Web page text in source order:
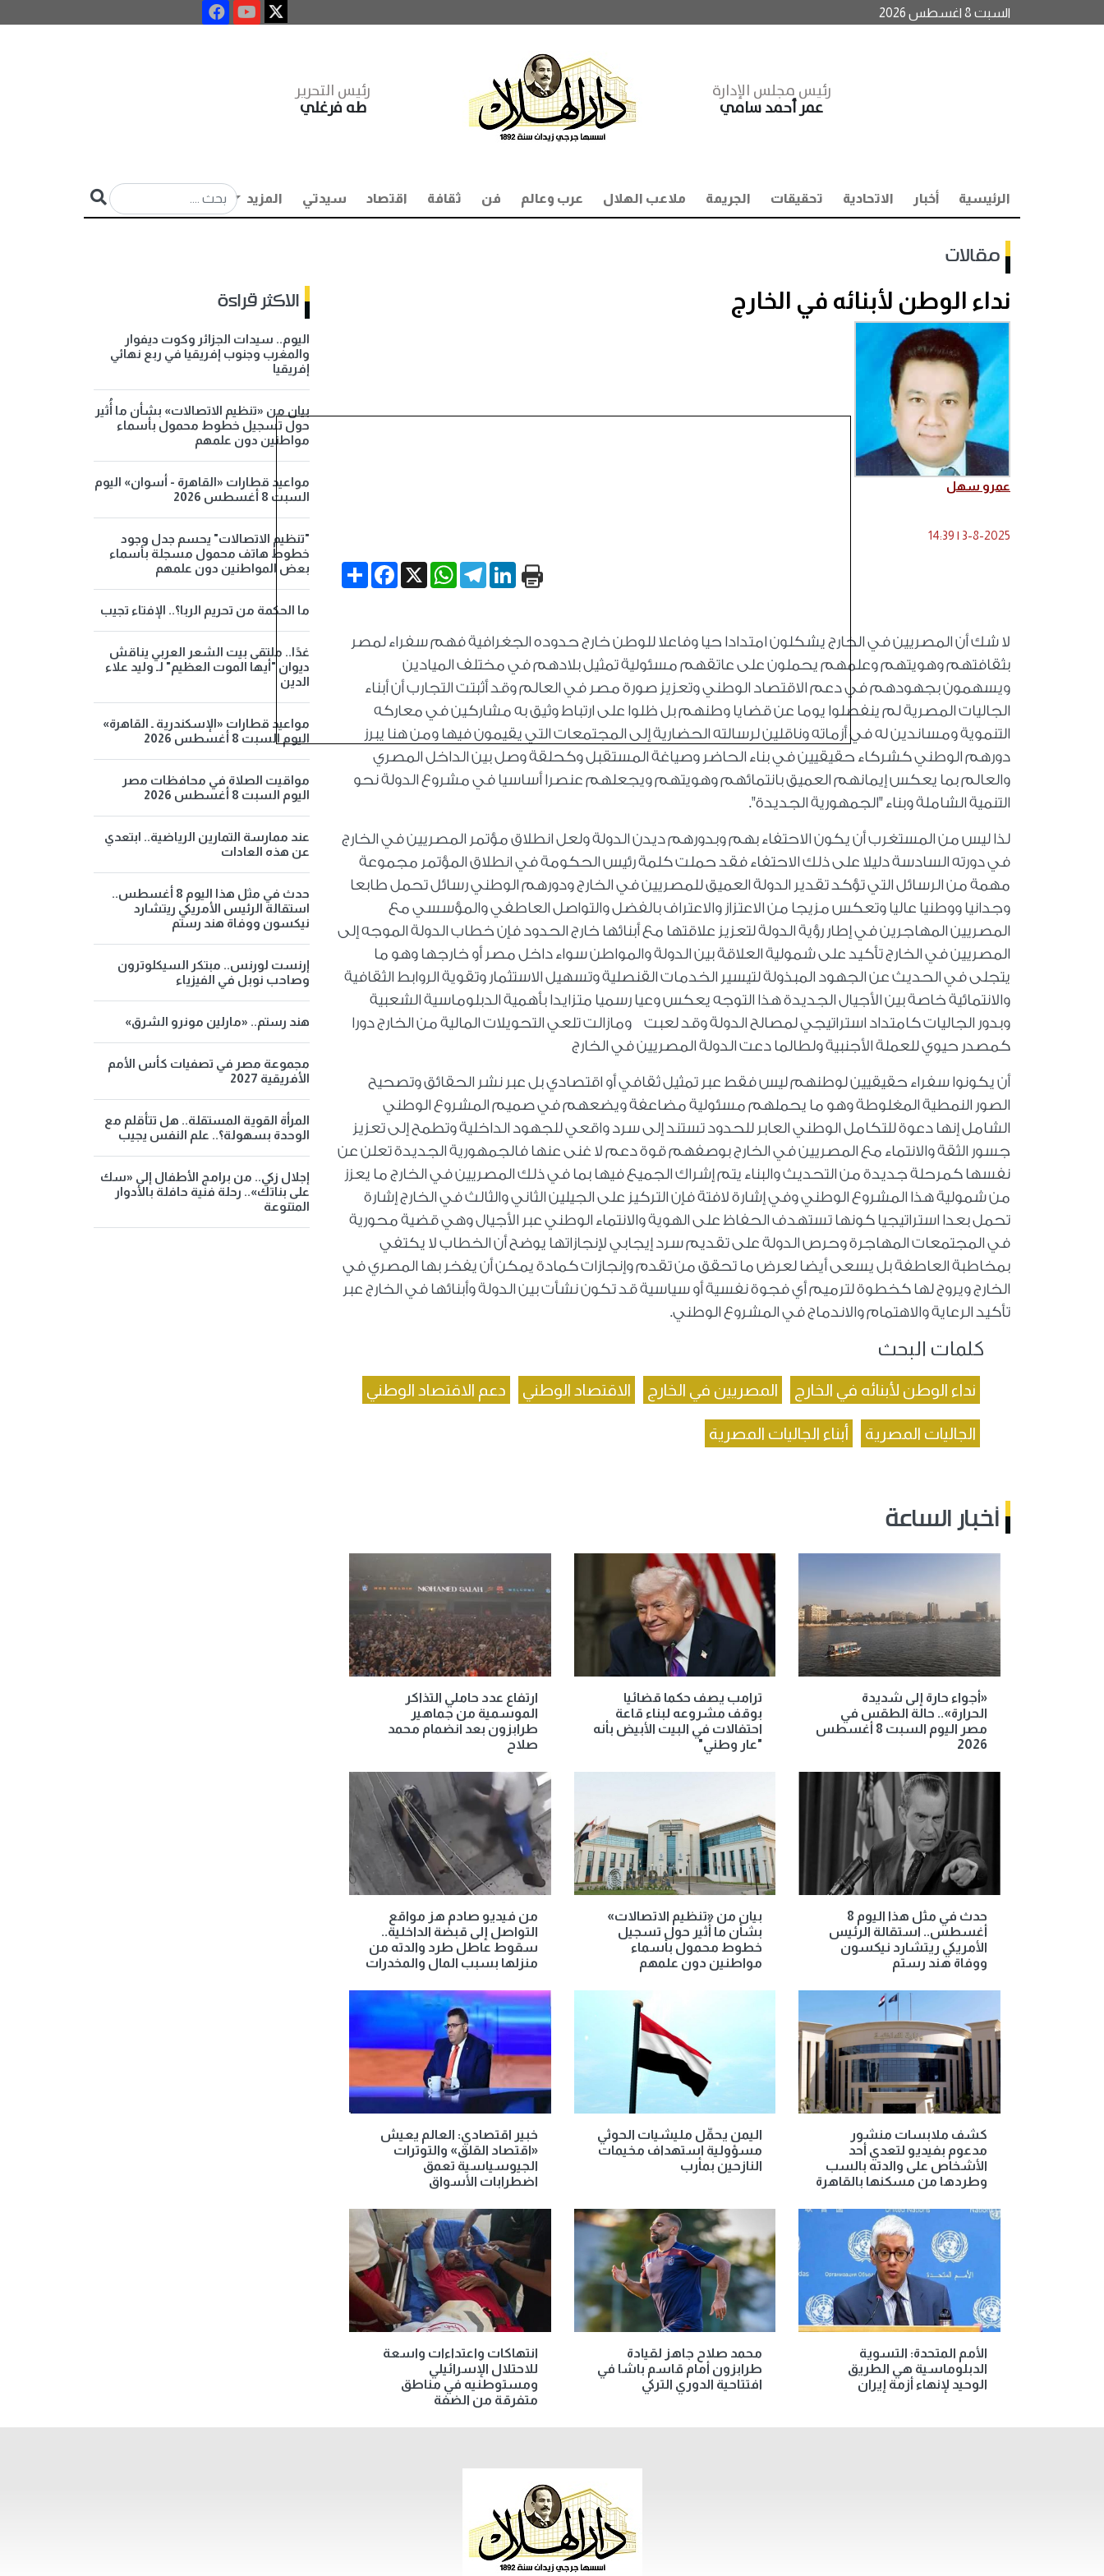
السبت 8 اغسطس 2026
رئيس مجلس الإدارة
عمر أحمد سامي
رئيس التحرير
طه فرغلي
الرئيسية أخبار الاتحادية تحقيقات الجريمة ملاعب الهلال عرب وعالم فن ثقافة اقتصاد سيدتي المزيد
مقالات
نداء الوطن لأبنائه في الخارج
عمرو سهل
3-8-2025
|
14:39
Share
Facebook X
WhatsApp
TelegramLinkedIn
لا شك أن المصريين في الخارج يشكلون امتدادا حيا وفاعلا للوطن خارج حدوده الجغرافية فهم سفراء لمصر
بثقافتهم وهويتهم وعلمهم يحملون على عاتقهم مسئولية تمثيل بلادهم في مختلف الميادين
ويسهمون بجهودهم في دعم الاقتصاد الوطني وتعزيز صورة مصر في العالم وقد أثبتت التجارب أن أبناء
الجاليات المصرية لم ينفصلوا يوما عن قضايا وطنهم بل ظلوا على ارتباط وثيق به مشاركين في معاركه
التنموية ومساندين له في أزماته وناقلين لرسالته الحضارية إلى المجتمعات التي يقيمون فيها ومن هنا يبرز
دورهم الوطني كشركاء حقيقيين في بناء الحاضر وصياغة المستقبل وكحلقة وصل بين الداخل المصري
والعالم بما يعكس إيمانهم العميق بانتمائهم وهويتهم ويجعلهم عنصرا أساسيا في مشروع الدولة نحو
التنمية الشاملة وبناء "الجمهورية الجديدة".
لذا ليس من المستغرب أن يكون الاحتفاء بهم وبدورهم ديدن الدولة ولعل انطلاق مؤتمر المصريين في الخارج
في دورته السادسة دليلا على ذلك الاحتفاء فقد حملت كلمة رئيس الحكومة في انطلاق المؤتمر مجموعة
مهمة من الرسائل التي تؤكد تقدير الدولة العميق للمصريين في الخارج ودورهم الوطني رسائل تحمل طابعا
وجدانيا ووطنيا عاليا وتعكس مزيجا من الاعتزاز والاعتراف بالفضل والتواصل العاطفي والمؤسسي مع
المصريين المهاجرين في إطار رؤية الدولة لتعزيز علاقتها مع أبنائها خارج الحدود فإن خطاب الدولة الموجه إلى
المصريين في الخارج تأكيد على شمولية العلاقة بين الدولة والمواطن سواء داخل مصر أو خارجها وهو ما
يتجلى في الحديث عن الجهود المبذولة لتيسير الخدمات القنصلية وتسهيل الاستثمار وتقوية الروابط الثقافية
والانتمائية خاصة بين الأجيال الجديدة هذا التوجه يعكس وعيا رسميا متزايدا بأهمية الدبلوماسية الشعبية
وبدور الجاليات كامتداد استراتيجي لمصالح الدولة وقد لعبت ومازالت تلعي التحويلات المالية من الخارج دورا
كمصدر حيوي للعملة الأجنبية ولطالما دعت الدولة المصريين في الخارج
أن يكونوا سفراء حقيقيين لوطنهم ليس فقط عبر تمثيل ثقافي أو اقتصادي بل عبر نشر الحقائق وتصحيح
الصور النمطية المغلوطة وهو ما يحملهم مسئولية مضاعفة ويضعهم في صميم المشروع الوطني
الشامل إنها دعوة للتكامل الوطني العابر للحدود تستند إلى سرد واقعي للجهود الداخلية وتطمح إلى تعزيز
جسور الثقة والانتماء مع المصريين في الخارج بوصفهم قوة دعم لا غنى عنها فالجمهورية الجديدة تعلن عن
نفسها كمرحلة جديدة من التحديث والبناء يتم إشراك الجميع فيها بما في ذلك المصريين في الخارج ما يعزز
من شمولية هذا المشروع الوطني وفي إشارة لافتة فإن التركيز على الجيلين الثاني والثالث في الخارج إشارة
تحمل بعدا استراتيجيا كونها تستهدف الحفاظ على الهوية والانتماء الوطني عبر الأجيال وهي قضية محورية
في المجتمعات المهاجرة وحرص الدولة على تقديم سرد إيجابي لإنجازاتها يوضح أن الخطاب لا يكتفي
بمخاطبة العاطفة بل يسعى أيضا لعرض ما تحقق من تقدم وإنجازات كمادة يمكن أن يفخر بها المصري في
الخارج ويروج لها كخطوة لترميم أي فجوة نفسية أو سياسية قد تكون نشأت بين الدولة وأبنائها في الخارج عبر
تأكيد الرعاية والاهتمام والاندماج في المشروع الوطني.
كلمات البحث
نداء الوطن لأبنائه في الخارج المصريين في الخارج الاقتصاد الوطني دعم الاقتصاد الوطني
الجاليات المصرية أبناء الجاليات المصرية
أخبار الساعة
«أجواء حارة إلى شديدة
الحرارة».. حالة الطقس في
مصر اليوم السبت 8 أغسطس
2026
ترامب يصف حكما قضائيا
بوقف مشروعه لبناء قاعة
احتفالات في البيت الأبيض بأنه
"عار وطني"
ارتفاع عدد حاملي التذاكر
الموسمية من جماهير
طرابزون بعد انضمام محمد
صلاح
حدث في مثل هذا اليوم 8
أغسطس.. استقالة الرئيس
الأمريكي ريتشارد نيكسون
ووفاة هند رستم
بيان من «تنظيم الاتصالات»
بشأن ما أُثير حول تسجيل
خطوط محمول بأسماء
مواطنين دون علمهم
من فيديو صادم هز مواقع
التواصل إلى قبضة الداخلية..
سقوط عاطل طرد والدته من
منزلها بسبب المال والمخدرات
كشف ملابسات منشور
مدعوم بفيديو لتعدي أحد
الأشخاص على والدته بالسب
وطردها من مسكنها بالقاهرة
اليمن يحمِّل مليشيات الحوثي
مسؤولية استهداف مخيمات
النازحين بمأرب
خبير اقتصادي: العالم يعيش
«اقتصاد القلق» والتوترات
الجيوسياسية تعمق
اضطرابات الأسواق
الأمم المتحدة: التسوية
الدبلوماسية هي الطريق
الوحيد لإنهاء أزمة إيران
محمد صلاح جاهز لقيادة
طرابزون أمام قاسم باشا في
افتتاحية الدوري التركي
انتهاكات واعتداءات واسعة
للاحتلال الإسرائيلي
ومستوطنيه في مناطق
متفرقة من الضفة
الاكثر قراءة
اليوم.. سيدات الجزائر وكوت ديفوار
والمغرب وجنوب إفريقيا في ربع نهائي
إفريقيا
بيان من «تنظيم الاتصالات» بشأن ما أُثير
حول تسجيل خطوط محمول بأسماء
مواطنين دون علمهم
مواعيد قطارات «القاهرة - أسوان» اليوم
السبت 8 أغسطس 2026
"تنظيم الاتصالات" يحسم جدل وجود
خطوط هاتف محمول مسجلة بأسماء
بعض المواطنين دون علمهم
ما الحكمة من تحريم الربا؟.. الإفتاء تجيب
غدًا.. ملتقى بيت الشعر العربي يناقش
ديوان "أيها الموت العظيم" لـ وليد علاء
الدين
مواعيد قطارات «الإسكندرية ـ القاهرة»
اليوم السبت 8 أغسطس 2026
مواقيت الصلاة في محافظات مصر
اليوم السبت 8 أغسطس 2026
عند ممارسة التمارين الرياضية.. ابتعدي
عن هذه العادات
حدث في مثل هذا اليوم 8 أغسطس..
استقالة الرئيس الأمريكي ريتشارد
نيكسون ووفاة هند رستم
إرنست لورنس.. مبتكر السيكلوترون
وصاحب نوبل في الفيزياء
هند رستم.. «مارلين مونرو الشرق»
مجموعة مصر في تصفيات كأس الأمم
الأفريقية 2027
المرأة القوية المستقلة.. هل تتأقلم مع
الوحدة بسهولة؟.. علم النفس يجيب
إجلال زكي.. من برامج الأطفال إلى «سك
على بناتك».. رحلة فنية حافلة بالأدوار
المتنوعة